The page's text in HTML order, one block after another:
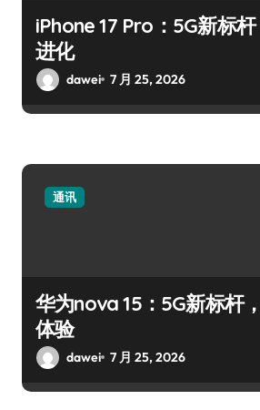
iPhone 17 Pro：5G新标
进化
dawei 7 月 25, 2026
通讯
华为nova 15：5G新标杆
体验
dawei 7 月 25, 2026